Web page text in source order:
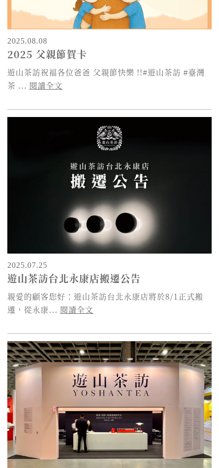
2025.08.08
2025 父親節賀卡
遊山茶訪祝福各位爸爸 父親節快樂 !!#遊山茶訪 #臺灣
茶 ... 閱讀全文
2025.07.25
遊山茶訪台北永康店搬遷公告
親愛的顧客您好：遊山茶訪台北永康店將於8/1正式搬
遷，從永康... 閱讀全文